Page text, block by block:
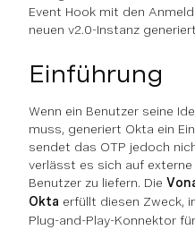
Event Hook mit den
neuen v2.0-Instanz
Einführung
Wenn ein Benutzer seine
muss, generiert Okta ein
sendet das OTP jedoch
verlässt es sich auf
Benutzer zu liefern. Die
Okta erfüllt diesen Zweck,
Plug-and-Play-Konnektor